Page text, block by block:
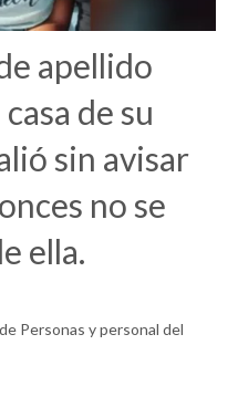
apellido
de su
sin avisar
no se
ella.
Personas y personal del